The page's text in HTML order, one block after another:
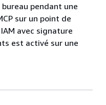
pendant une
sur un point de
avec signature
est activé sur une